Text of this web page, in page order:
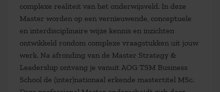
complexe realiteit van het onderwijsveld. In deze
Master worden op een vernieuwende, conceptuele
en interdisciplinaire wijze kennis en inzichten
ontwikkeld rondom complexe vraagstukken uit jouw
werk. Na afronding van de Master Strategy &
Leadership ontvang je vanuit AOG TSM Business
School de (inter)nationaal erkende mastertitel MSc.